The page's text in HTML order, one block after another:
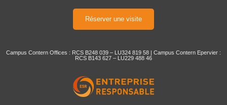
Réserver une visite
Campus Contern Offices : RCS B248 039 – LU324 819 58 | Campus Contern Epervier :
RCS B143 627 – LU229 488 46